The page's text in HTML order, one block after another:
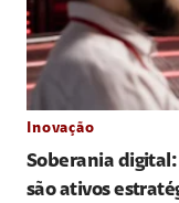
Inovação
Soberania
são ativos